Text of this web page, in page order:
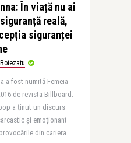
În viață nu ai
reală,
siguranței
a fost numită Femeia
de revista Billboard.
a ținut un discurs
și emoționant
din cariera ..